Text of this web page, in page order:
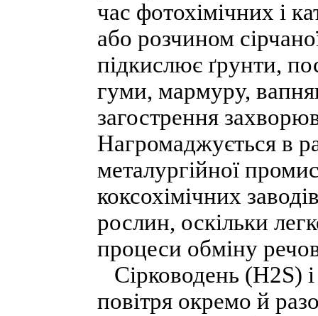
час фотохімічних і
або розчином
підкислює ґрунти,
гуми, мармуру,
загострення
Нагромаджується в
металургійної
коксохімічних
рослин, оскільки
процеси обміну
Сірководень (Н2S)
повітря окремо й